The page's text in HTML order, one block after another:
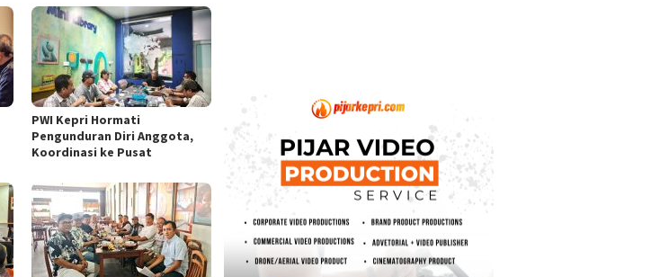
PWI Kepri Hormati
Pengunduran Diri Anggota,
Koordinasi ke Pusat